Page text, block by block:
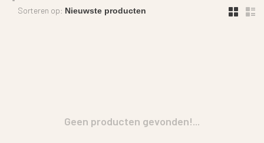
Sorteren op:
Geen producten gevonden!...